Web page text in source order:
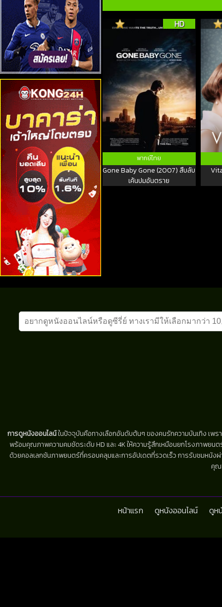
HD
พากย์ไทย
Gone Baby Gone (2007) สืบลับ
เค้นปมอันตราย
การดูหนังออนไลน์ในปัจจุบันคือทางเลือกอันดับต้นๆ ของคนรักความบันเทิง เพร
พร้อมคุณภาพความคมชัดระดับ HD และ 4K ให้ความรู้สึกเหมือนยกโรงภาพยน
ด้วยคอลเลกชันภาพยนตร์ที่ครอบคลุมและการอัปเดตที่รวดเร็ว การรับชมหนัง
คุณ
หน้าแรก ดูหนังออนไลน์ ดูห